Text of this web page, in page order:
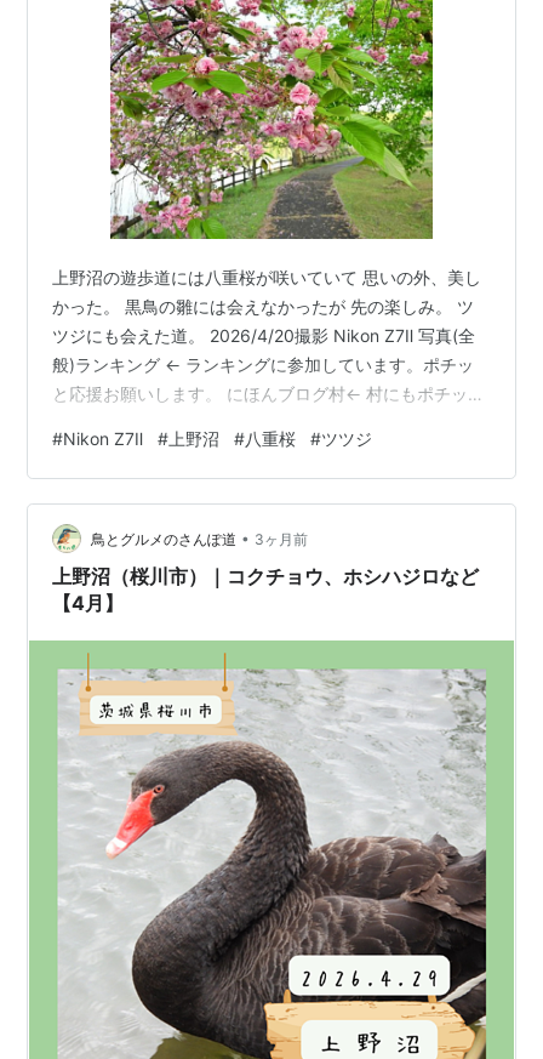
上野沼の遊歩道には八重桜が咲いていて 思いの外、美し
かった。 黒鳥の雛には会えなかったが 先の楽しみ。 ツ
ツジにも会えた道。 2026/4/20撮影 Nikon Z7Ⅱ 写真(全
般)ランキング ← ランキングに参加しています。ポチッ
と応援お願いします。 にほんブログ村← 村にもポチッと
#Nikon Z7Ⅱ # 上野沼 #八重桜 #ツツジ
鳥とグルメのさんぽ道 • 3ヶ月前
上野沼（桜川市）｜コクチョウ、ホシハジロなど
【4月】